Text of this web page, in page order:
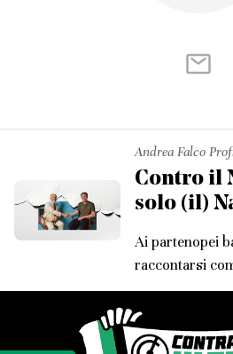
Andrea Falco
Contro il
solo (il)
Ai partenopei
raccontarsi